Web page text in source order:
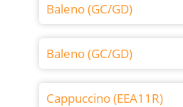
Baleno (GC/GD)
Baleno (GC/GD)
Cappuccino (EEA11R)